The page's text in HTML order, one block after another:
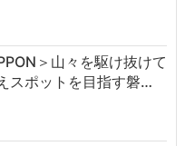
＞山々を駆け抜けて
スポットを目指す磐…